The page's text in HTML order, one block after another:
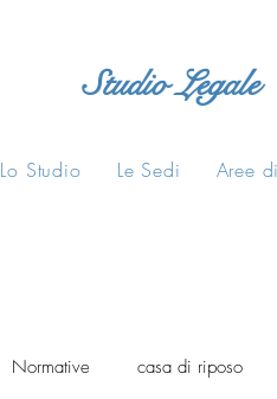
Studio Legale
Lo Studio Le Sedi Aree
Normative casa di riposo